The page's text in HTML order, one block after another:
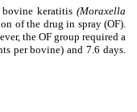
keratitis (Moraxella
of the drug in spray (OF).
the OF group required a
per bovine) and 7.6 days.